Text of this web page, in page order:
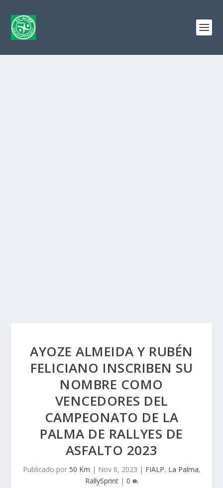
AYOZE ALMEIDA Y RUBÉN
FELICIANO INSCRIBEN SU
NOMBRE COMO
VENCEDORES DEL
CAMPEONATO DE LA
PALMA DE RALLYES DE
ASFALTO 2023
Publicado por 50 Km | Nov 6, 2023 | FIALP, La Palma,
RallySprint| 0